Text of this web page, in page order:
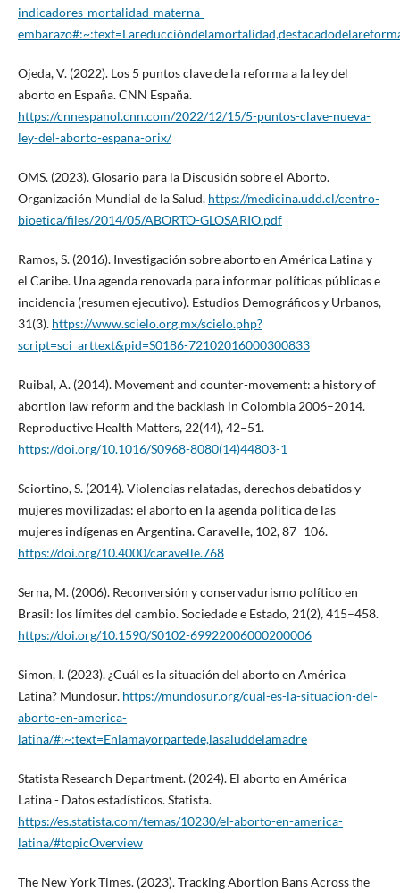
indicadores-mortalidad-materna-
Ojeda, V. (2022). Los 5 puntos clave de la reforma a la ley del
aborto en España. CNN España.
https://cnnespanol.cnn.com/2022/12/15/5-puntos-clave-nueva-
ley-del-aborto-espana-orix/
OMS. (2023). Glosario para la Discusión sobre el Aborto.
Organización Mundial de la Salud. https://medicina.udd.cl/centro-
bioetica/files/2014/05/ABORTO-GLOSARIO.pdf
Ramos, S. (2016). Investigación sobre aborto en América Latina y
el Caribe. Una agenda renovada para informar políticas públicas e
incidencia (resumen ejecutivo). Estudios Demográficos y Urbanos,
31(3). https://www.scielo.org.mx/scielo.php?
script=sci_arttext&pid=S0186-72102016000300833
Ruibal, A. (2014). Movement and counter-movement: a history of
abortion law reform and the backlash in Colombia 2006–2014.
Reproductive Health Matters, 22(44), 42–51.
https://doi.org/10.1016/S0968-8080(14)44803-1
Sciortino, S. (2014). Violencias relatadas, derechos debatidos y
mujeres movilizadas: el aborto en la agenda política de las
mujeres indígenas en Argentina. Caravelle, 102, 87–106.
https://doi.org/10.4000/caravelle.768
Serna, M. (2006). Reconversión y conservadurismo político en
Brasil: los límites del cambio. Sociedade e Estado, 21(2), 415–458.
https://doi.org/10.1590/S0102-69922006000200006
Simon, I. (2023). ¿Cuál es la situación del aborto en América
Latina? Mundosur. https://mundosur.org/cual-es-la-situacion-del-
aborto-en-america-
latina/#:~:text=Enlamayorpartede,lasaluddelamadre
Statista Research Department. (2024). El aborto en América
Latina - Datos estadísticos. Statista.
https://es.statista.com/temas/10230/el-aborto-en-america-
latina/#topicOverview
The New York Times. (2023). Tracking Abortion Bans Across the